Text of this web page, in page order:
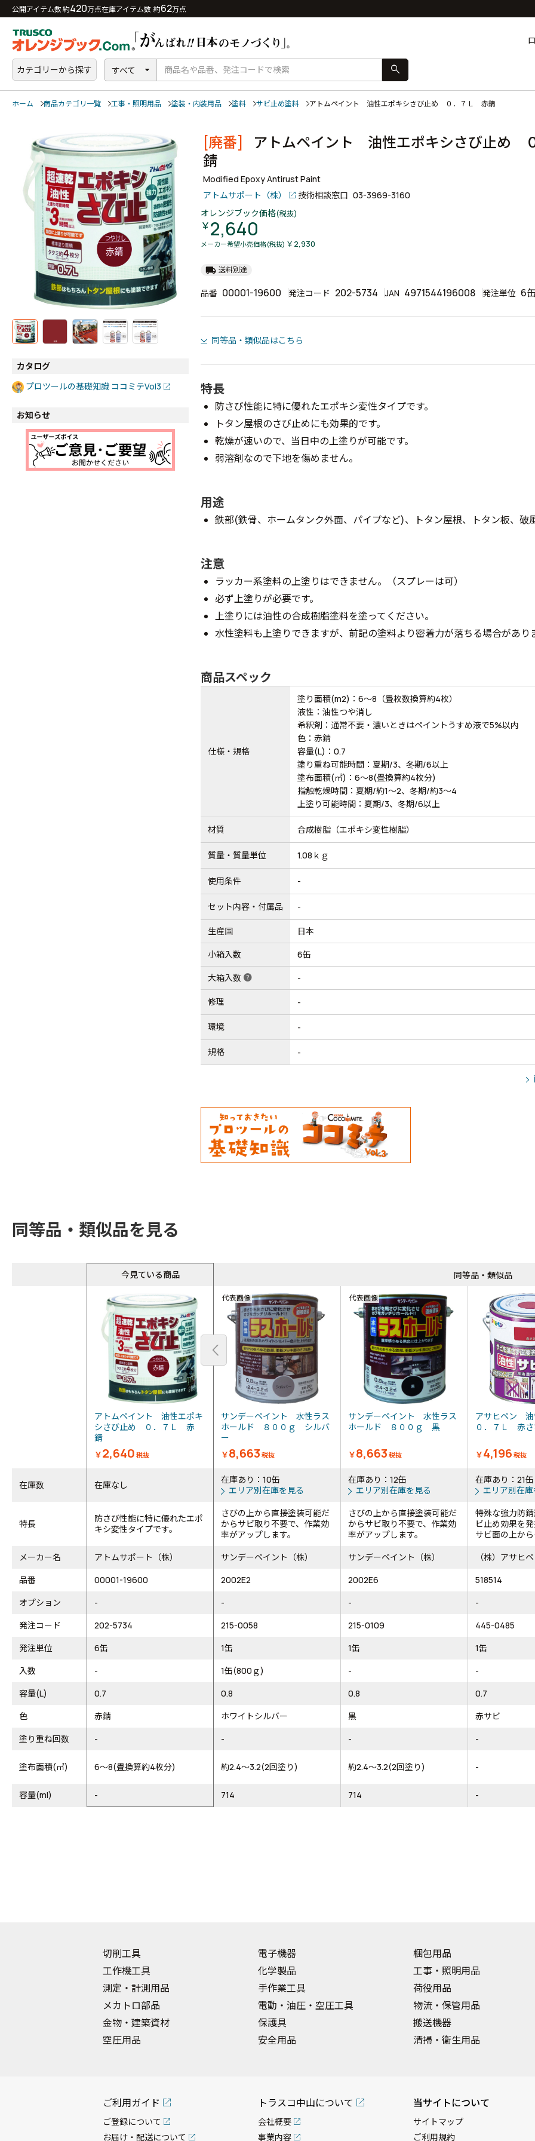
公開アイテム数 約420万点在庫アイテム数 約62万点
カテゴリーから探す すべて search
ホーム 商品カテゴリ一覧 工事・照明用品 塗装・内装用品 塗料 サビ止め塗料 アトムペイント 油性エポキシさび止め ０．７Ｌ 赤錆
カタログ
プロツールの基礎知識 ココミテVol3
お知らせ
[廃番]
アトムペイント 油性エポキシさび止め
錆
Modified Epoxy Antirust Paint
アトムサポート（株）
技術相談窓口 03-3969-3160
オレンジブック価格(税抜)
￥2,640
メーカー希望小売価格(税抜) ￥2,930
local_shipping 送料別途
品番 00001-19600 発注コード 202-5734 JAN 4971544196008 発注単位 6
同等品・類似品はこちら
特長
防さび性能に特に優れたエポキシ変性タイプです。
トタン屋根のさび止めにも効果的です。
乾燥が速いので、当日中の上塗りが可能です。
弱溶剤なので下地を傷めません。
用途
鉄部(鉄骨、ホームタンク外面、パイプなど)、トタン屋根、トタン板、破
注意
ラッカー系塗料の上塗りはできません。（スプレーは可）
必ず上塗りが必要です。
上塗りには油性の合成樹脂塗料を塗ってください。
水性塗料も上塗りできますが、前記の塗料より密着力が落ちる場合があり
商品スペック
仕様・規格
塗り面積(m2)：6～8（畳枚数換算約4枚）
液性：油性つや消し
希釈剤：通常不要・濃いときはペイントうすめ液で5%以内
色：赤錆
容量(L)：0.7
塗り重ね可能時間：夏期/3、冬期/6以上
塗布面積(㎡)：6～8(畳換算約4枚分)
指触乾燥時間：夏期/約1～2、冬期/約3～4
上塗り可能時間：夏期/3、冬期/6以上
材質 合成樹脂（エポキシ変性樹脂）
質量・質量単位 1.08ｋｇ
使用条件 -
セット内容・付属品 -
生産国 日本
小箱入数 6缶
大箱入数 help -
修理 -
環境 -
規格 -
同等品・類似品を見る
今見ている商品
アトムペイント 油性エポキ
シさび止め ０．７Ｌ 赤
錆
￥2,640 税抜
代表画像
サンデーペイント 水性ラス
ホールド ８００ｇ シルバ
ー
￥8,663 税抜
代表画像
サンデーペイント 水性ラス
ホールド ８００ｇ 黒
￥8,663 税抜
アサヒペン 油
０．７Ｌ 赤
￥4,196 税抜
在庫数 在庫なし
在庫あり：10缶
エリア別在庫を見る
在庫あり：12缶
エリア別在庫を見る
在庫あり：21缶
エリア別在
特長
防さび性能に特に優れたエポ
キシ変性タイプです。
さびの上から直接塗装可能だ
からサビ取り不要で、作業効
率がアップします。
さびの上から直接塗装可能だ
からサビ取り不要で、作業効
率がアップします。
特殊な強力防
ビ止め効果を
サビ面の上か
メーカー名
アトムサポート（株） サンデーペイント（株） サンデーペイント（株）
（株）アサヒ
品番
00001-19600 2002E2 2002E6
518514
オプション
- - -
-
発注コード
202-5734 215-0058 215-0109
445-0485
発注単位
6缶 1缶 1缶
1缶
入数
- 1缶(800ｇ) -
-
容量(L)
0.7 0.8 0.8
0.7
色
赤錆 ホワイトシルバー 黒
赤サビ
塗り重ね回数
- - - -
塗布面積(㎡) 6～8(畳換算約4枚分) 約2.4～3.2(2回塗り) 約2.4～3.2(2回塗り) -
容量(ml) - 714 714 -
同等品・類似品
切削工具
工作機工具
測定・計測用品
メカトロ部品
金物・建築資材
空圧用品
電子機器
化学製品
手作業工具
電動・油圧・空圧工具
保護具
安全用品
梱包用品
工事・照明用品
荷役用品
物流・保管用品
搬送機器
清掃・衛生用品
ご利用ガイド
ご登録について
お届け・配送について
トラスコ中山について
会社概要
事業内容
当サイトについて
サイトマップ
ご利用規約